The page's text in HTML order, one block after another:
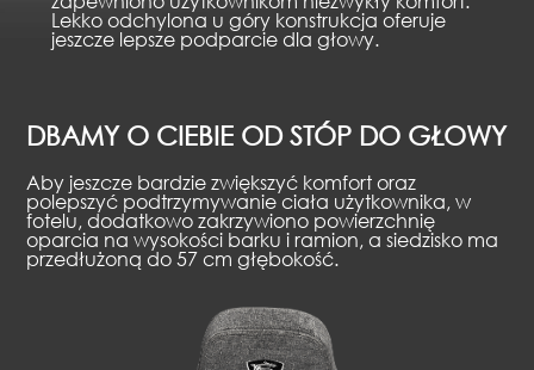
Lekko odchylona u góry konstrukcja oferuje
jeszcze lepsze podparcie dla głowy.
DBAMY O CIEBIE OD STÓP DO GŁOWY
Aby jeszcze bardzie zwiększyć komfort oraz
polepszyć podtrzymywanie ciała użytkownika, w
fotelu, dodatkowo zakrzywiono powierzchnię
oparcia na wysokości barku i ramion, a siedzisko ma
przedłużoną do 57 cm głębokość.